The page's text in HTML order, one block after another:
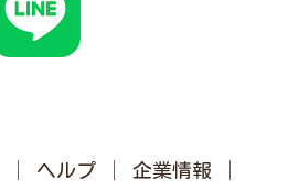
ヘルプ 企業情報